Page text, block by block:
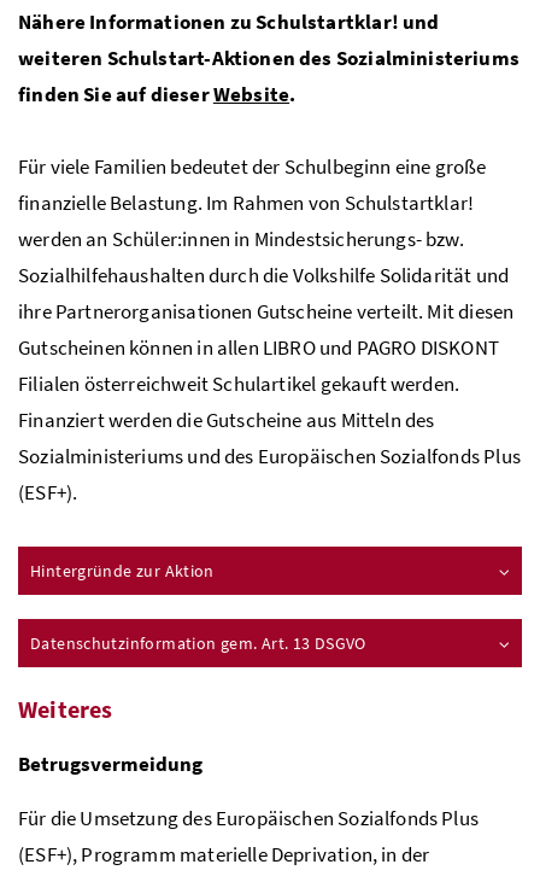
Nähere Informationen zu Schulstartklar! und
weiteren Schulstart-Aktionen des Sozialministeriums
finden Sie auf dieserWebsite.
Für viele Familien bedeutet der Schulbeginn eine große
finanzielle Belastung. Im Rahmen von Schulstartklar!
werden an Schüler:innen in Mindestsicherungs- bzw.
Sozialhilfehaushalten durch die Volkshilfe Solidarität und
ihre Partnerorganisationen Gutscheine verteilt. Mit diesen
Gutscheinen können in allen LIBRO und PAGRO DISKONT
Filialen österreichweit Schulartikel gekauft werden.
Finanziert werden die Gutscheine aus Mitteln des
Sozialministeriums und des Europäischen Sozialfonds Plus
(ESF+).
Hintergründe zur Aktion
Datenschutzinformation gem. Art. 13 DSGVO
Weiteres
Betrugsvermeidung
Für die Umsetzung des Europäischen Sozialfonds Plus
(ESF+), Programm materielle Deprivation, in der